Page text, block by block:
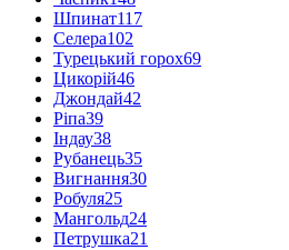
Шпинат117
Селера102
Турецький горох69
Цикорій46
Джондай42
Ріпа39
Індау38
Рубанець35
Вигнання30
Робуля25
Мангольд24
Петрушка21